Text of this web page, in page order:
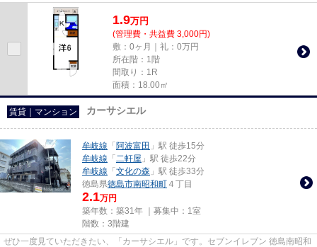
まで平坦な場所で移動もラクな...
1.9万円
(管理費・共益費 3,000円)
敷：0ヶ月｜礼：0万円
所在階：1階
間取り：1R
面積：18.00㎡
賃貸｜マンション カーサシエル
牟岐線 「 阿波富田 」駅 徒歩15分
牟岐線 「 二軒屋 」駅 徒歩22分
牟岐線 「 文化の森 」駅 徒歩33分
徳島県徳島市南昭和町 ４丁目
2.1万円
築年数：築31年 ｜募集中： 1室
階数：3階建
ぜひ一度見ていただきたい、「カーサシエル」です。セブンイレブン 徳島南昭和